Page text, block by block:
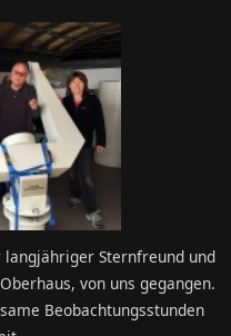
langjähriger Sternfreund und
von uns gegangen.
Beobachtungsstunden